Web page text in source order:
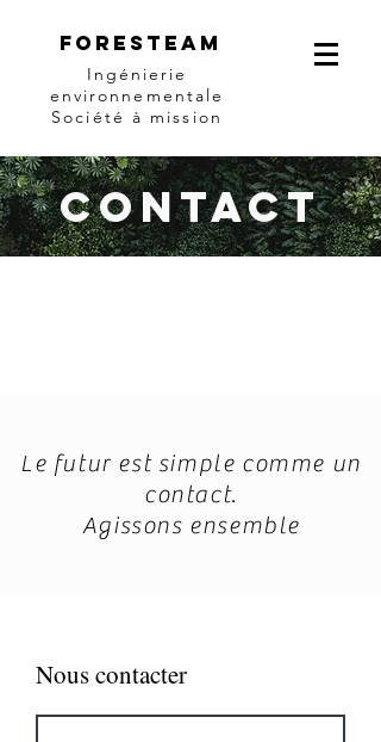
Foresteam
Ingénierie
environnementale
Société à mission
Contact
Le futur est simple comme un
contact.
Agissons ensemble
Nous contacter